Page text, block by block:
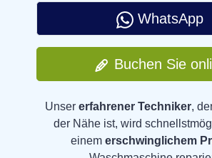
WhatsApp
Buchen Sie
Unser erfahrener Techniker,
der Nähe ist, wird
einem erschwinglichem